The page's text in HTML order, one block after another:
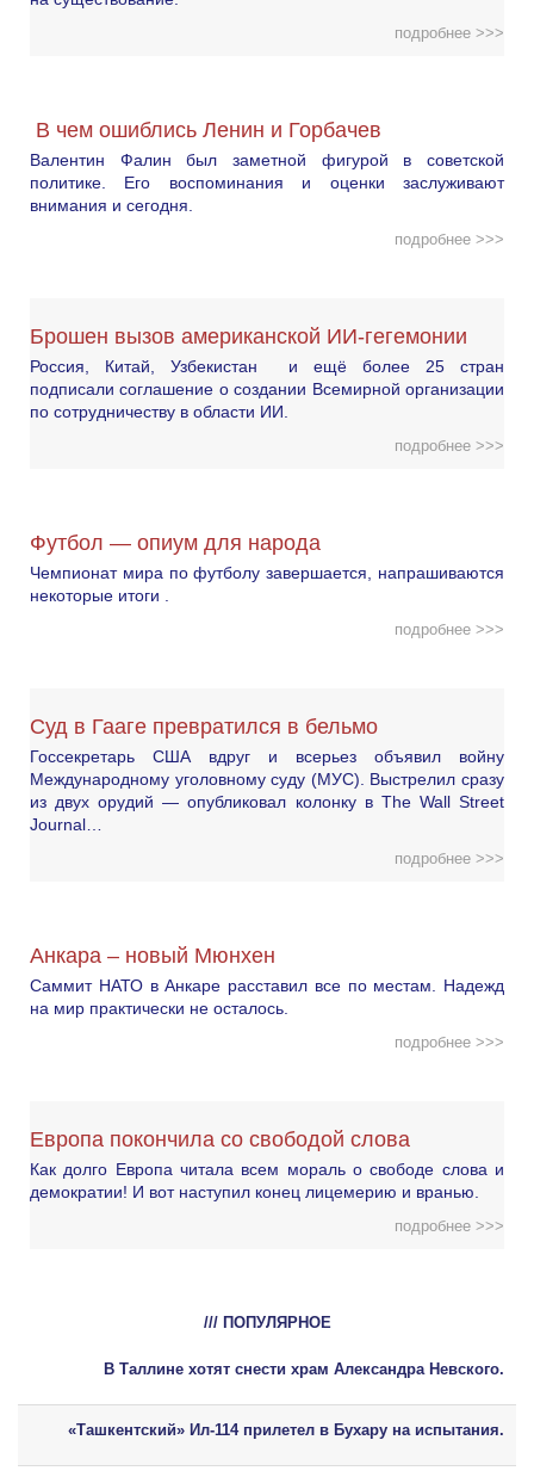
подробнее >>>
В чем ошиблись Ленин и Горбачев
Валентин Фалин был заметной фигурой в советской
политике. Его воспоминания и оценки заслуживают
внимания и сегодня.
подробнее >>>
Брошен вызов американской ИИ-гегемонии
Россия, Китай, Узбекистан и ещё более 25 стран
подписали соглашение о создании Всемирной организации
по сотрудничеству в области ИИ.
подробнее >>>
Футбол — опиум для народа
Чемпионат мира по футболу завершается, напрашиваются
некоторые итоги .
подробнее >>>
Суд в Гааге превратился в бельмо
Госсекретарь США вдруг и всерьез объявил войну
Международному уголовному суду (МУС). Выстрелил сразу
из двух орудий — опубликовал колонку в The Wall Street
Journal…
подробнее >>>
Анкара – новый Мюнхен
Саммит НАТО в Анкаре расставил все по местам. Надежд
на мир практически не осталось.
подробнее >>>
Европа покончила со свободой слова
Как долго Европа читала всем мораль о свободе слова и
демократии! И вот наступил конец лицемерию и вранью.
подробнее >>>
/// ПОПУЛЯРНОЕ
В Таллине хотят снести храм Александра Невского.
«Ташкентский» Ил-114 прилетел в Бухару на испытания.